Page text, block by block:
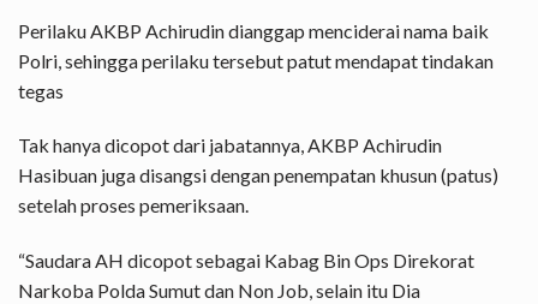
Perilaku AKBP Achirudin dianggap menciderai nama baik
Polri, sehingga perilaku tersebut patut mendapat tindakan
tegas
Tak hanya dicopot dari jabatannya, AKBP Achirudin
Hasibuan juga disangsi dengan penempatan khusun (patus)
setelah proses pemeriksaan.
“Saudara AH dicopot sebagai Kabag Bin Ops Direkorat
Narkoba Polda Sumut dan Non Job, selain itu Dia